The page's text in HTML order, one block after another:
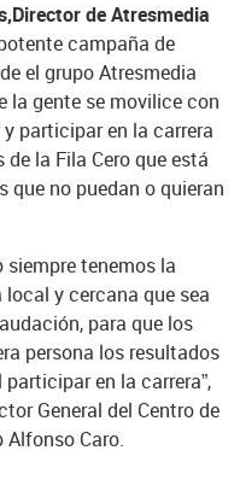
Director de Atresmedia
campaña de
el grupo Atresmedia
la gente se movilice con
participar en la carrera
la Fila Cero que está
que no puedan o quieran
siempre tenemos la
y cercana que sea
para que los
persona los resultados
en la carrera”,
General del Centro de
Alfonso Caro.